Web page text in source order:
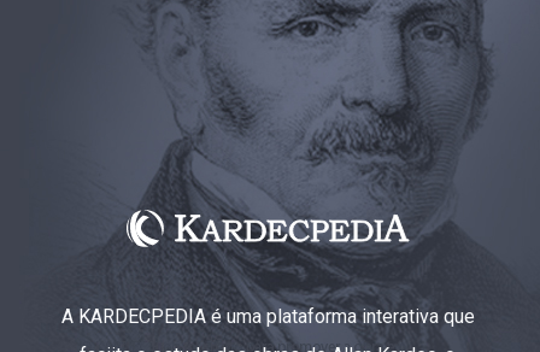
A KARDECPEDIA é uma plataforma interativa que